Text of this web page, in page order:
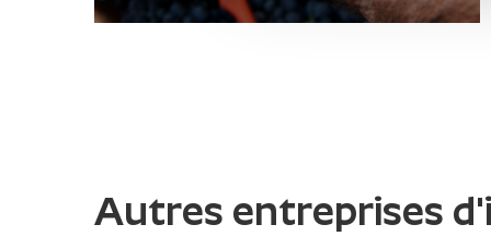
Autres entreprises